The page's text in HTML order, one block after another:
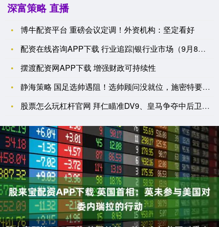
深富策略 直播
博牛配资平台 重磅会议定调！外资机构：坚定看好
配资在线咨询APP下载 行业追踪|银行业市场（9月8日-9月
摆渡配资网APP下载 增强财政可持续性
静海策略 国足选帅遇阻！选帅顾问没就位，施密特要价过高，年底
股票怎么玩杠杆官网 拜仁瞄准DV9、皇马争夺中后卫、国米觅新